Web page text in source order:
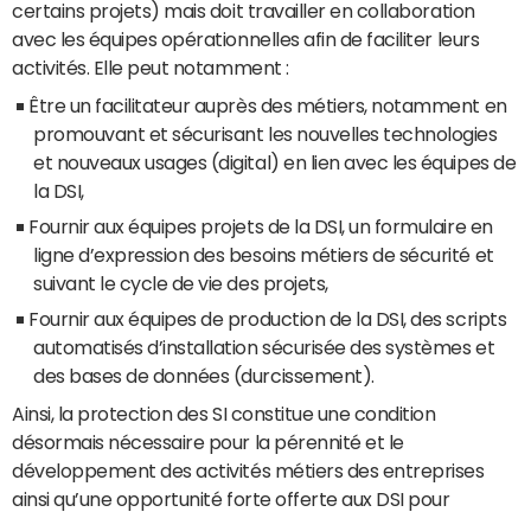
certains projets) mais doit travailler en collaboration
avec les équipes opérationnelles afin de faciliter leurs
activités. Elle peut notamment :
Être un facilitateur auprès des métiers, notamment en
promouvant et sécurisant les nouvelles technologies
et nouveaux usages (digital) en lien avec les équipes de
la DSI,
Fournir aux équipes projets de la DSI, un formulaire en
ligne d’expression des besoins métiers de sécurité et
suivant le cycle de vie des projets,
Fournir aux équipes de production de la DSI, des scripts
automatisés d’installation sécurisée des systèmes et
des bases de données (durcissement).
Ainsi, la protection des SI constitue une condition
désormais nécessaire pour la pérennité et le
développement des activités métiers des entreprises
ainsi qu’une opportunité forte offerte aux DSI pour